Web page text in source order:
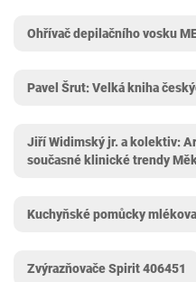
Ohřívač depilačního vosku
Pavel Šrut: Velká kniha
Jiří Widimský jr. a kolektiv:
současné klinické trendy
Kuchyňské pomůcky
Zvýrazňovače Spirit ‎406451